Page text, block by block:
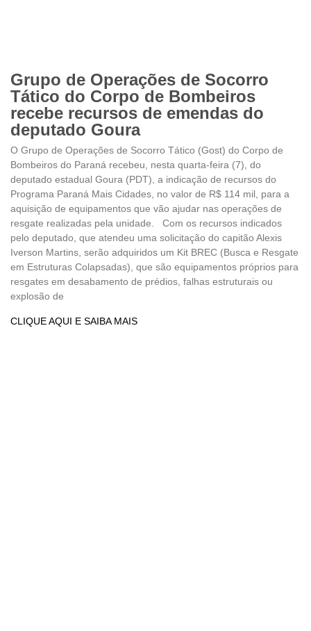
Grupo de Operações de Socorro
Tático do Corpo de Bombeiros
recebe recursos de emendas do
deputado Goura
O Grupo de Operações de Socorro Tático (Gost) do Corpo de
Bombeiros do Paraná recebeu, nesta quarta-feira (7), do
deputado estadual Goura (PDT), a indicação de recursos do
Programa Paraná Mais Cidades, no valor de R$ 114 mil, para a
aquisição de equipamentos que vão ajudar nas operações de
resgate realizadas pela unidade. Com os recursos indicados
pelo deputado, que atendeu uma solicitação do capitão Alexis
Iverson Martins, serão adquiridos um Kit BREC (Busca e Resgate
em Estruturas Colapsadas), que são equipamentos próprios para
resgates em desabamento de prédios, falhas estruturais ou
explosão de
CLIQUE AQUI E SAIBA MAIS